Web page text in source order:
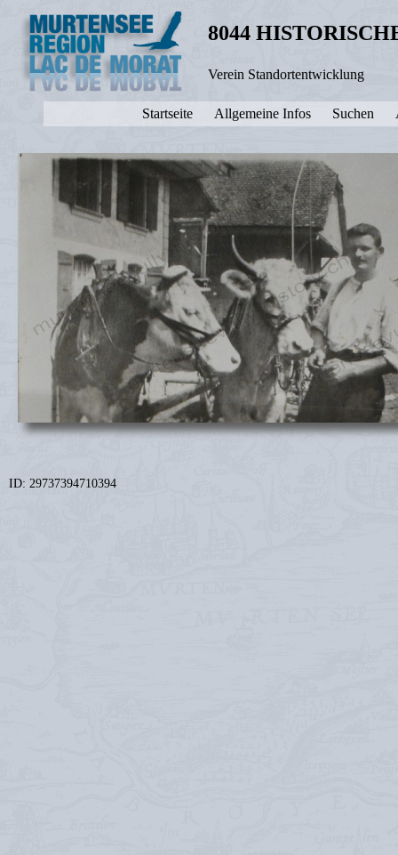
8044
Verein Standortentwicklung
Startseite Allgemeine Infos Suchen
ID: 29737394710394